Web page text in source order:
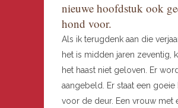
nieuwe hoofdstuk ook
hond voor.
Als ik terugdenk aan die
het is midden jaren zeventig,
het haast niet geloven. Er
aangebeld. Er staat een goeie
voor de deur. Een vrouw met